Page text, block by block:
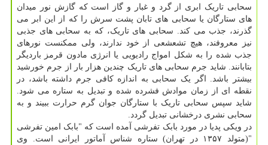
سحابی تاریک ابری از گرد و غبار و گاز است که گازش نور میدان
های ستارگان یا سحابی های تابان پشت سرش را که از این ابر می
گذرند، جذب می کند. سحابی های تاریک، که به سحابی های جذبی
نیز معروفند، هیچ تشعشعی از خود ندارند، ولی ممکنست نورهای
جذب شده را به شکل امواج رادیویی یا انرژی مادون قرمز باردیگر
بتابانند. شاید جرم سحابی های تاریک چندین هزار بار از جرم خورشید
بیشتر باشد. اگر یک سحابی به اندازه کافی جرم داشته باشد، در
نقطه ای از زمان موادش فشرده شده و تبدیل به ستاره می شود.
شاید سپس سحابی تاریک با ستارگان جوان گرم حرارت ببیند و به
سحابی نشری درخشانی تبدیل گردد.
در ویکی پدیا در مورد بابک تفرشی آمده است که "بابک امین تفرشی
"(متولد ۱۳۵۷ در تهران) ستاره شناس آماتور ایرانی است. وی